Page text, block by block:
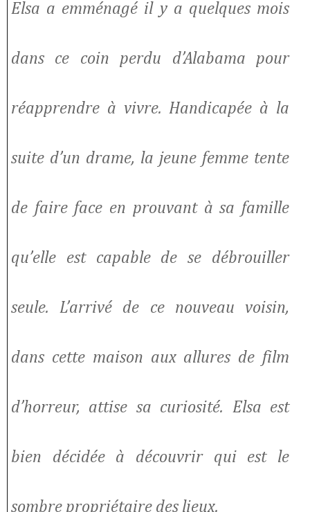
Elsa a emménagé il y a quelques mois
dans ce coin perdu d’Alabama pour
réapprendre à vivre. Handicapée à la
suite d’un drame, la jeune femme tente
de faire face en prouvant à sa famille
qu’elle est capable de se débrouiller
seule. L’arrivé de ce nouveau voisin,
dans cette maison aux allures de film
d’horreur, attise sa curiosité. Elsa est
bien décidée à découvrir qui est le
sombre propriétaire des lieux.